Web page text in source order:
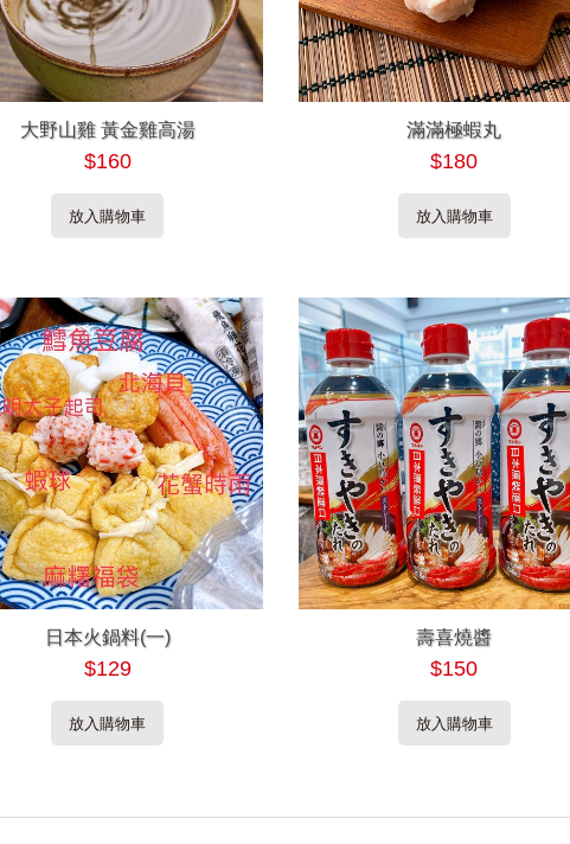
大野山雞 黃金雞高湯
$160
放入購物車
滿滿極蝦丸
$180
放入購物車
日本火鍋料(一)
$129
放入購物車
壽喜燒醬
$150
放入購物車